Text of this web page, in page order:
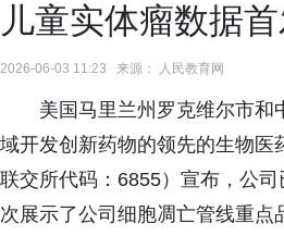
儿童实体瘤数据
2026-06-03 11:23 来源： 人民教育网
美国马里兰州罗克维尔市
域开发创新药物的领先的生物
联交所代码：6855）宣布，公
次展示了公司细胞凋亡管线重